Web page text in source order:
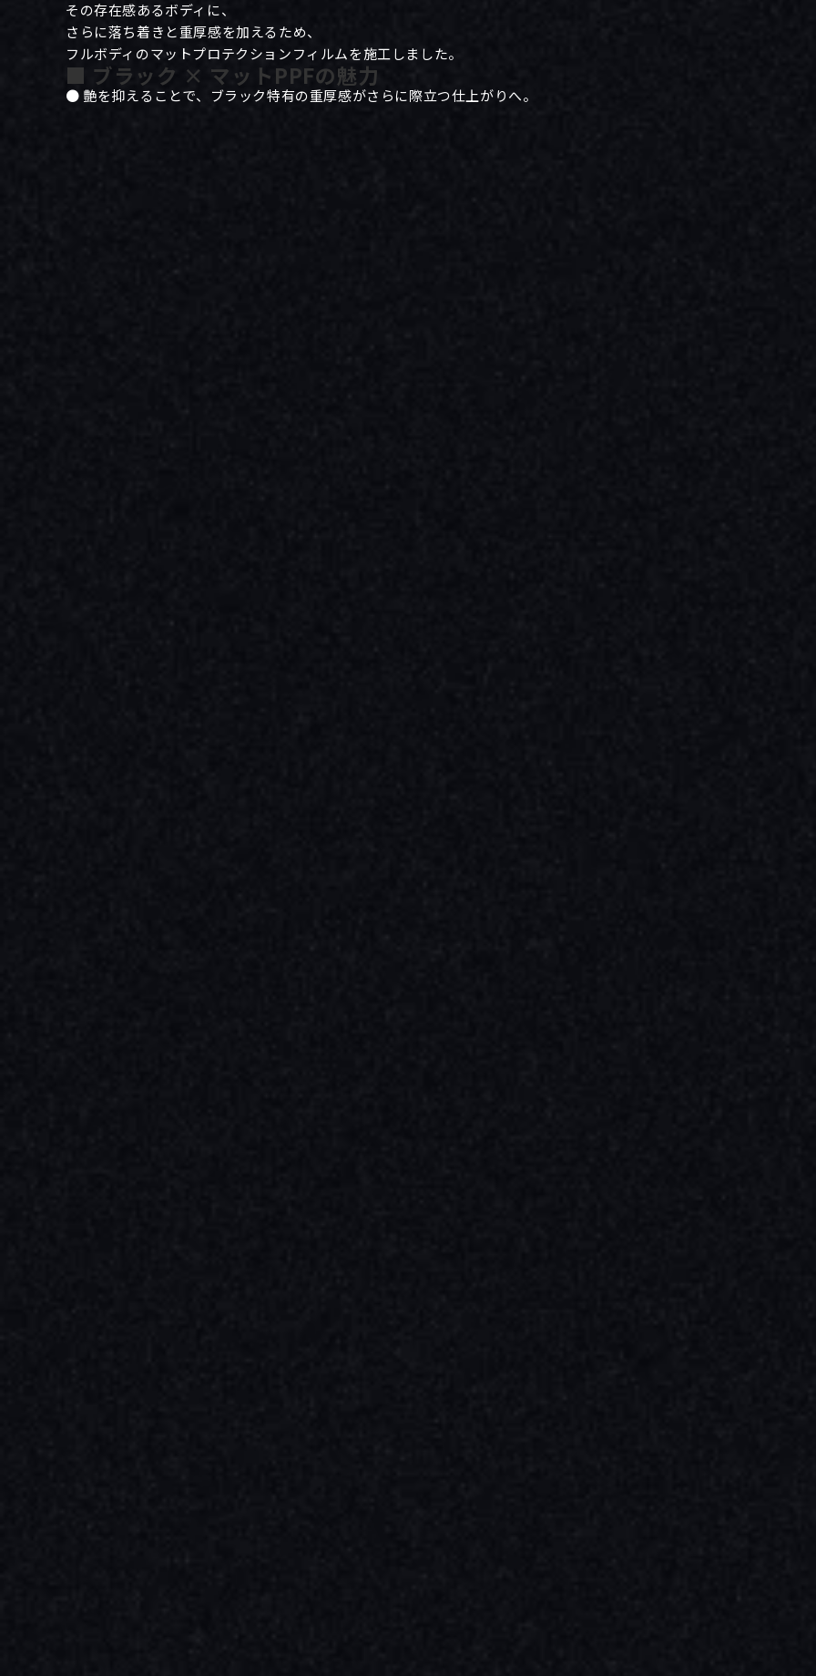
その存在感あるボディに、
さらに落ち着きと重厚感を加えるため、
フルボディのマットプロテクションフィルムを施工しました。
■ ブラック × マットPPFの魅力
● 艶を抑えることで、ブラック特有の重厚感がさらに際立つ仕上がりへ。